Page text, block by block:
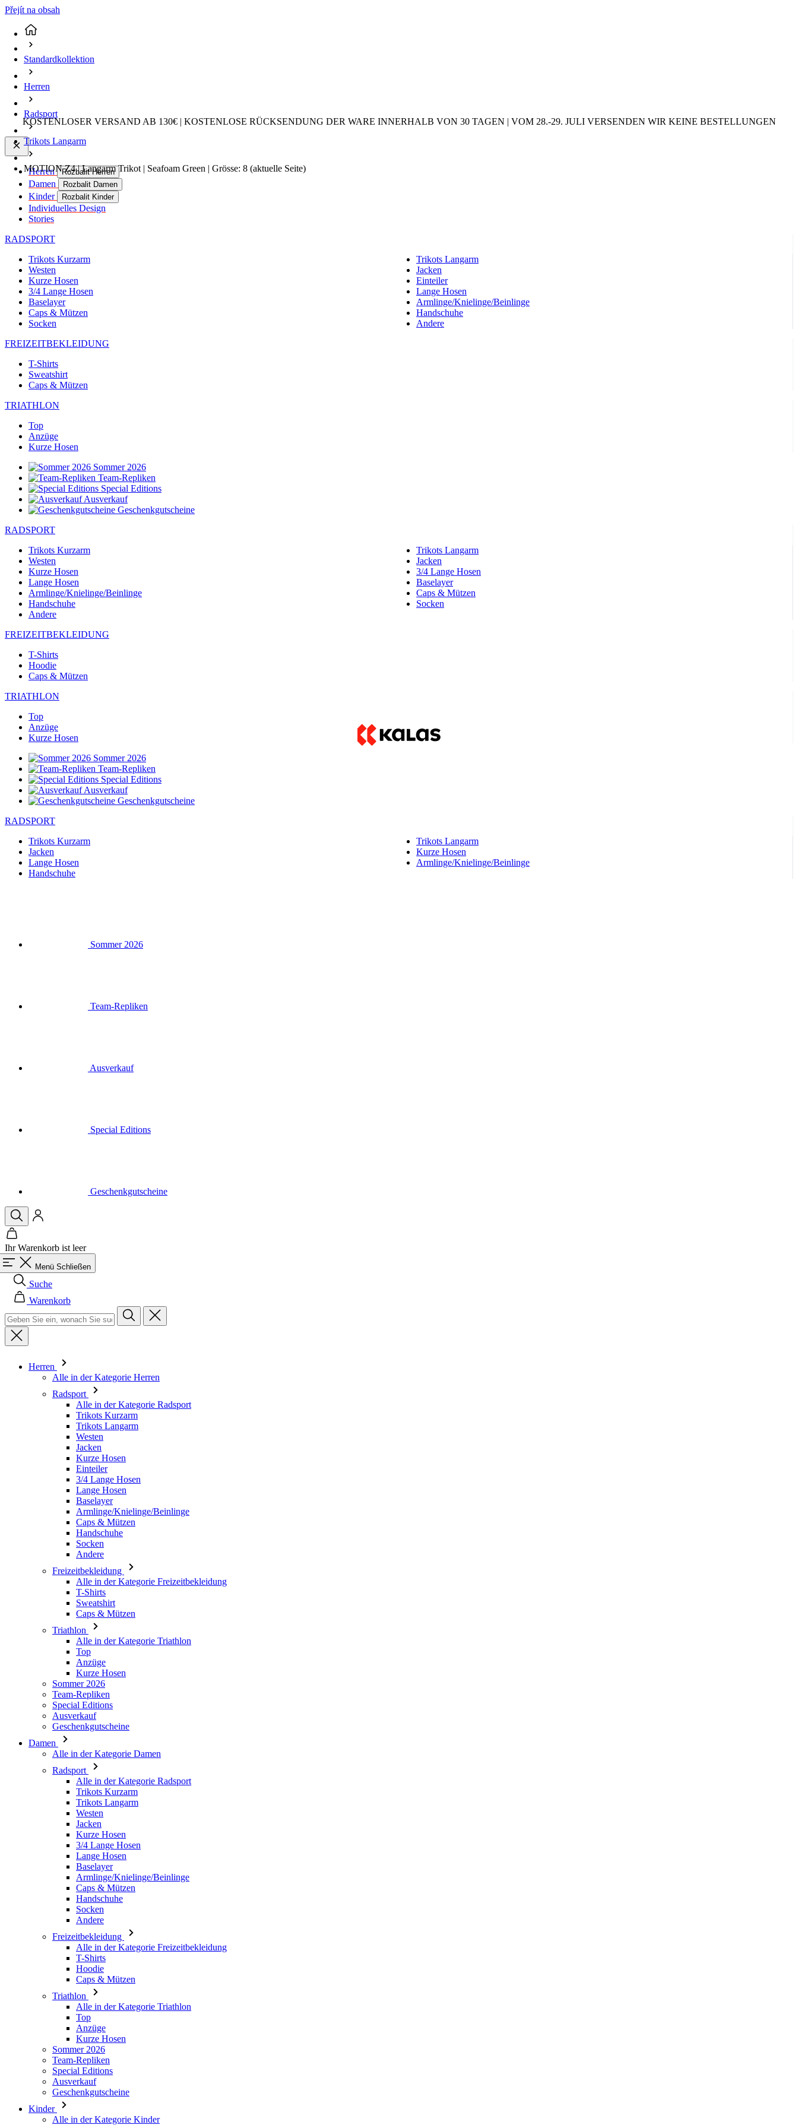
Přejít na obsah
KOSTENLOSER VERSAND AB 130€ | KOSTENLOSE RÜCKSENDUNG DER WARE INNERHALB VON 30 TAGEN | VOM 28.-29. JULI VERSENDEN WIR KEINE BESTELLUNGEN
Herren Rozbalit Herren
Damen Rozbalit Damen
Kinder Rozbalit Kinder
Individuelles Design
Stories
RADSPORT
Trikots Kurzarm
Trikots Langarm
Westen
Jacken
Kurze Hosen
Einteiler
3/4 Lange Hosen
Lange Hosen
Baselayer
Armlinge/Knielinge/Beinlinge
Caps & Mützen
Handschuhe
Socken
Andere
FREIZEITBEKLEIDUNG
T-Shirts
Sweatshirt
Caps & Mützen
TRIATHLON
Top
Anzüge
Kurze Hosen
Sommer 2026
Team-Repliken
Special Editions
Ausverkauf
Geschenkgutscheine
RADSPORT
Trikots Kurzarm
Trikots Langarm
Westen
Jacken
Kurze Hosen
3/4 Lange Hosen
Lange Hosen
Baselayer
Armlinge/Knielinge/Beinlinge
Caps & Mützen
Handschuhe
Socken
Andere
FREIZEITBEKLEIDUNG
T-Shirts
Hoodie
Caps & Mützen
TRIATHLON
Top
Anzüge
Kurze Hosen
Sommer 2026
Team-Repliken
Special Editions
Ausverkauf
Geschenkgutscheine
RADSPORT
Trikots Kurzarm
Trikots Langarm
Jacken
Kurze Hosen
Lange Hosen
Armlinge/Knielinge/Beinlinge
Handschuhe
Ihr Warenkorb ist leer
Menü
Warenkorb
Herren
Alle in der Kategorie Herren
Trikots Langarm
Westen
Jacken
Kurze Hosen
Einteiler
3/4 Lange Hosen
Lange Hosen
Baselayer
Armlinge/Knielinge/Beinlinge
Caps & Mützen
Handschuhe
Socken
Andere
Freizeitbekleidung
Alle in der Kategorie Freizeitbekleidung
T-Shirts
Sweatshirt
Caps & Mützen
Triathlon
Alle in der Kategorie Triathlon
Top
Anzüge
Kurze Hosen
Sommer 2026
Team-Repliken
Special Editions
Ausverkauf
Geschenkgutscheine
Damen
Alle in der Kategorie Damen
Radsport
Alle in der Kategorie Radsport
Trikots Langarm
Westen
Jacken
Kurze Hosen
3/4 Lange Hosen
Lange Hosen
Baselayer
Armlinge/Knielinge/Beinlinge
Caps & Mützen
Handschuhe
Socken
Andere
Freizeitbekleidung
Alle in der Kategorie Freizeitbekleidung
T-Shirts
Hoodie
Caps & Mützen
Triathlon
Alle in der Kategorie Triathlon
Top
Anzüge
Kurze Hosen
Sommer 2026
Team-Repliken
Special Editions
Ausverkauf
Geschenkgutscheine
Kinder
Alle in der Kategorie Kinder
Radsport
Alle in der Kategorie Radsport
Trikots Langarm
Standardkollektion
Herren
Radsport
Trikots Langarm
MOTION Z4 | Langarm Trikot | Seafoam Green | Grösse: 8 (aktuelle Seite)